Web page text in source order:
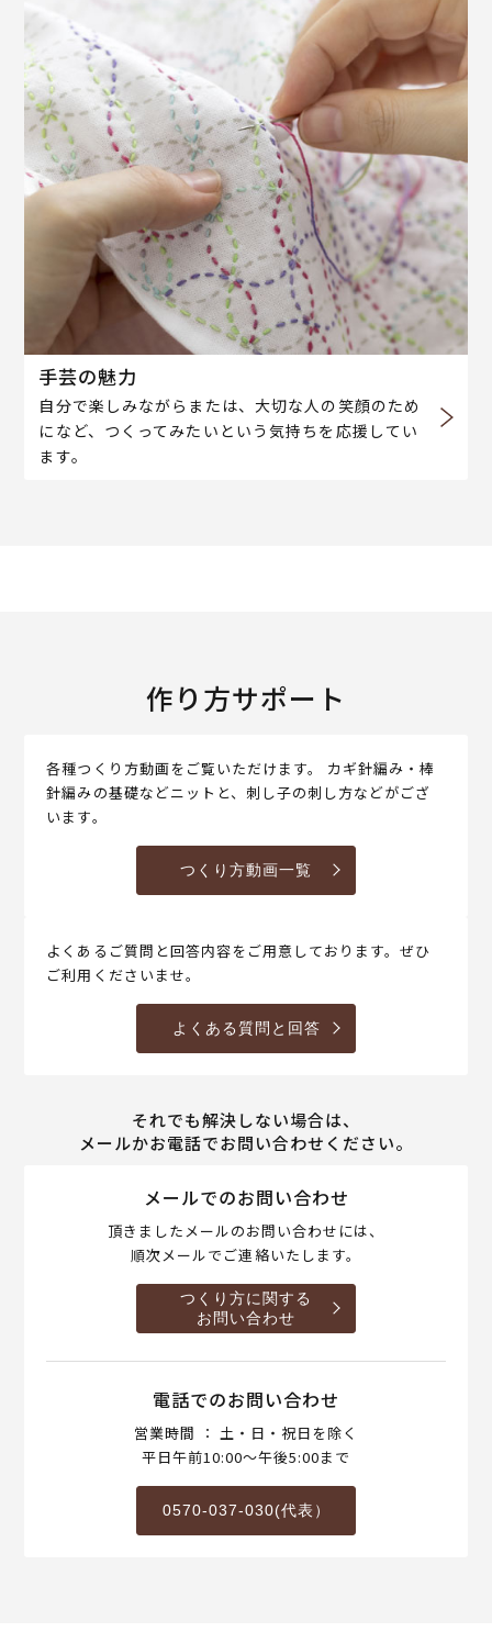
手芸の魅力
自分で楽しみながらまたは、大切な人の笑顔のため
になど、つくってみたいという気持ちを応援してい
ます。
作り方サポート
各種つくり方動画をご覧いただけます。 カギ針編み・棒
針編みの基礎などニットと、刺し子の刺し方などがござ
います。
つくり方動画一覧
よくあるご質問と回答内容をご用意しております。ぜひ
ご利用くださいませ。
よくある質問と回答
それでも解決しない場合は、
メールかお電話でお問い合わせください。
メールでのお問い合わせ
頂きましたメールのお問い合わせには、
順次メールでご連絡いたします。
つくり方に関する
お問い合わせ
電話でのお問い合わせ
営業時間 ： 土・日・祝日を除く
平日午前10:00～午後5:00まで
0570-037-030(代表）